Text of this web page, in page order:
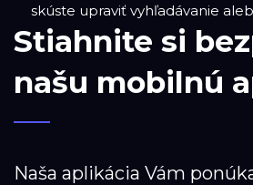
VOLVO SELEKT
JAZDENÉ VOZIDLÁ
skúste upraviť vyhľadávanie
Stiahnite si
našu mobilnú
Naša aplikácia Vám